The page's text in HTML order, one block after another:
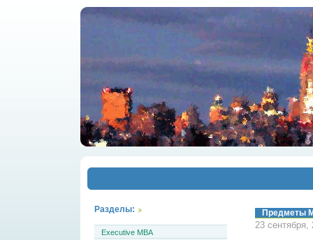
Предметы
23
Разделы:
Executive MBA